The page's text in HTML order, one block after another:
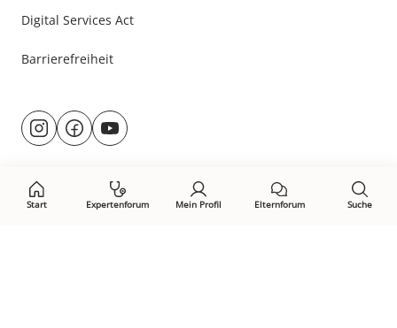
Start Expertenforum Mein Profil Elternforum Suche
Digital Services Act
Barrierefreiheit
Besuche
uns@rund.ums.baby
facebook.com/rundumsbaby.de
youtube.com/@rundumsbaby_